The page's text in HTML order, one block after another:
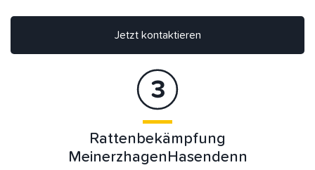
Jetzt kontaktieren
Rattenbekämpfung
MeinerzhagenHasendenn